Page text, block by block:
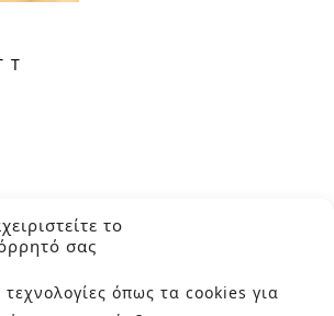
το
σας
όπως τα cookies για